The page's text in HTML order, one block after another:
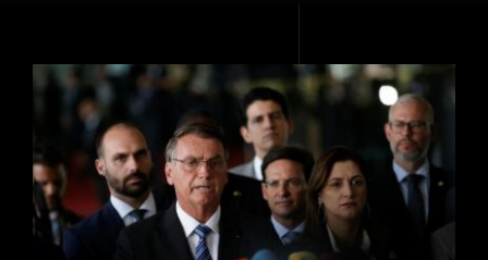
Voir
l'image
agrandie